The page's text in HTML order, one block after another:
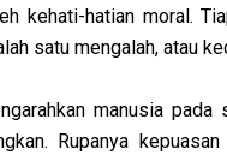
kehati-hatian moral.
satu mengalah, atau
manusia
Rupanya